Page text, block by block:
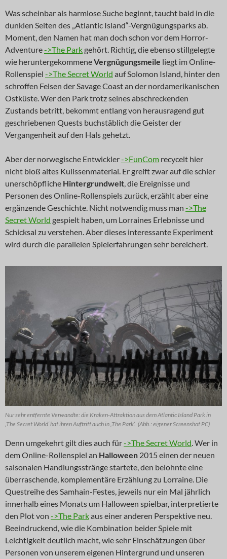
Was scheinbar als harmlose Suche beginnt, taucht bald in die
dunklen Seiten des „Atlantic Island“-Vergnügungsparks ab.
Moment, den Namen hat man doch schon vor dem Horror-
Adventure->The Park gehört. Richtig, die ebenso stillgelegte
wie heruntergekommeneVergnügungsmeile liegt im Online-
Rollenspiel ->The Secret World auf Solomon Island, hinter den
schroffen Felsen der Savage Coast an der nordamerikanischen
Ostküste. Wer den Park trotz seines abschreckenden
Zustands betritt, bekommt entlang von herausragend gut
geschriebenen Quests buchstäblich die Geister der
Vergangenheit auf den Hals gehetzt.
Aber der norwegische Entwickler->FunCom recycelt hier
nicht bloß altes Kulissenmaterial. Er greift zwar auf die schier
unerschöpfliche Hintergrundwelt , die Ereignisse und
Personen des Online-Rollenspiels zurück, erzählt aber eine
ergänzende Geschichte. Nicht notwendig muss man ->The
Secret World gespielt haben, um Lorraines Erlebnisse und
Schicksal zu verstehen. Aber dieses interessante Experiment
wird durch die parallelen Spielerfahrungen sehr bereichert.
Nur sehr entfernte Verwandte: die Kraken-Attraktion aus dem Atlantic Island Park in
‚The Secret World‘ hat ihren Auftritt auch in ‚The Park‘. (Abb.: eigener Screenshot PC)
Denn umgekehrt gilt dies auch für->The Secret World. Wer in
dem Online-Rollenspiel an Halloween 2015 einen der neuen
saisonalen Handlungsstränge startete, den belohnte eine
überraschende, komplementäre Erzählung zu Lorraine. Die
Questreihe des Samhain-Festes, jeweils nur ein Mal jährlich
innerhalb eines Monats um Halloween spielbar, interpretierte
den Plot von ->The Parkaus einer anderen Perspektive neu.
Beeindruckend, wie die Kombination beider Spiele mit
Leichtigkeit deutlich macht, wie sehr Einschätzungen über
Personen von unserem eigenen Hintergrund und unseren